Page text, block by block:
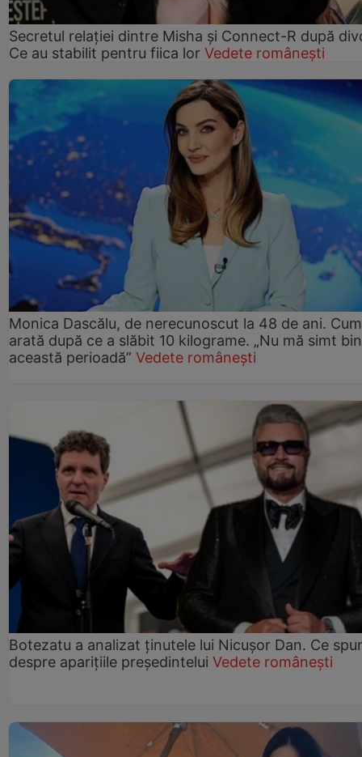
Secretul relației dintre Misha și Connect-R după
Ce au stabilit pentru fiica lor Vedete românești
Monica Dascălu, de nerecunoscut la 48 de ani. Cum
arată după ce a slăbit 10 kilograme. „Nu mă simt
această perioadă” Vedete românești
Botezatu a analizat ținutele lui Nicușor Dan. Ce
despre aparițiile președintelui Vedete românești